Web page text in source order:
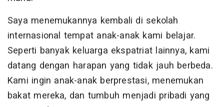
Saya menemukannya kembali di sekolah
internasional tempat anak-anak kami belajar.
Seperti banyak keluarga ekspatriat lainnya, kami
datang dengan harapan yang tidak jauh berbeda.
Kami ingin anak-anak berprestasi, menemukan
bakat mereka, dan tumbuh menjadi pribadi yang